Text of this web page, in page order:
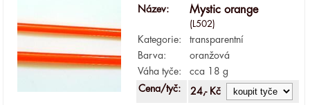
Název:
Mystic orange
(L502)
Kategorie:
transparentní
Barva:
oranžová
Váha tyče:
cca 18 g
Cena/tyč:
24,- Kč